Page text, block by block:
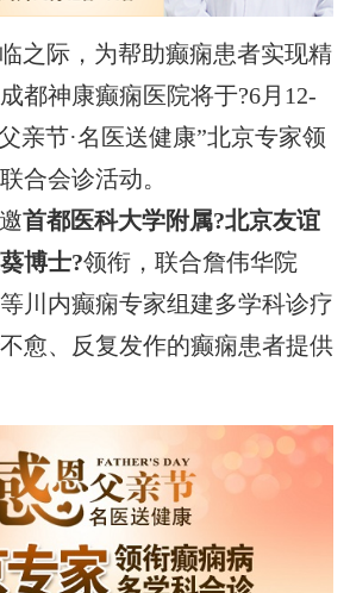
之际，为帮助癫痫患者实现精
都神康癫痫医院将于?6月12-
亲节·名医送健康”北京专家领
合会诊活动。
首都医科大学附属?北京友谊
博士?领衔，联合詹伟华院
川内癫痫专家组建多学科诊疗
愈、反复发作的癫痫患者提供